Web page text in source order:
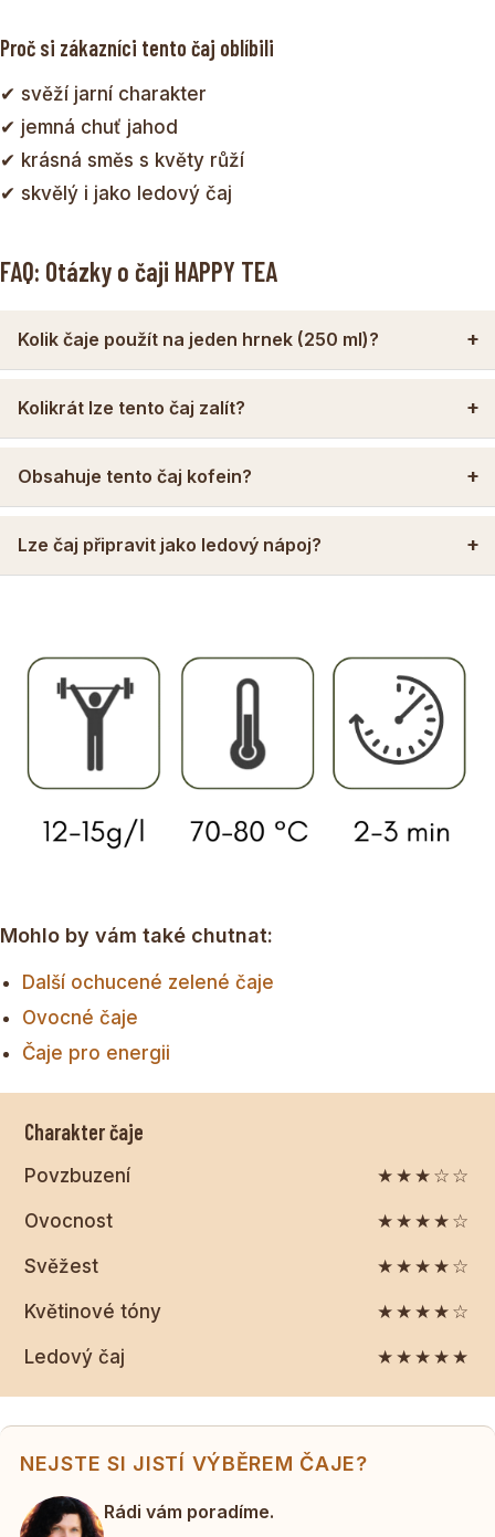
Proč si zákazníci tento čaj oblíbili
✔ svěží jarní charakter
✔ jemná chuť jahod
✔ krásná směs s květy růží
✔ skvělý i jako ledový čaj
FAQ: Otázky o čaji HAPPY TEA
Kolik čaje použít na jeden hrnek (250 ml)?
Kolikrát lze tento čaj zalít?
Obsahuje tento čaj kofein?
Lze čaj připravit jako ledový nápoj?
Mohlo by vám také chutnat:
Další ochucené zelené čaje
Ovocné čaje
Čaje pro energii
Charakter čaje
Povzbuzení ★★★☆☆
Ovocnost ★★★★☆
Svěžest ★★★★☆
Květinové tóny ★★★★☆
Ledový čaj ★★★★★
NEJSTE SI JISTÍ VÝBĚREM ČAJE?
Rádi vám poradíme.